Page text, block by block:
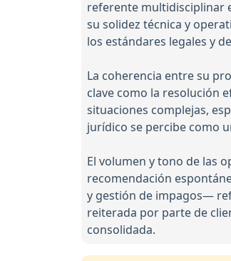
referente multidisciplinar
su solidez técnica y
los estándares legales y
La coherencia entre su
clave como la resolución
situaciones complejas,
jurídico se percibe como
El volumen y tono de las
recomendación
y gestión de impagos—
reiterada por parte de
consolidada.